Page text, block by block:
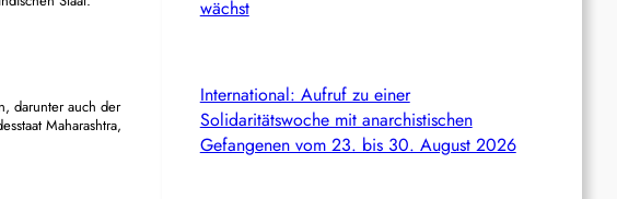
darunter auch der
Maharashtra,
wächst
International: Aufruf zu einer
Solidaritätswoche mit anarchistischen
Gefangenen vom 23. bis 30. August 2026